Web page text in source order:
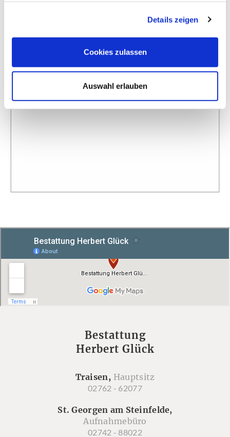
Details zeigen
Cookies zulassen
Auswahl erlauben
Bestattung
Herbert Glück
Traisen, Hauptsitz
02762 - 62077
St. Georgen am Steinfelde,
Aufnahmebüro
02742 - 88022